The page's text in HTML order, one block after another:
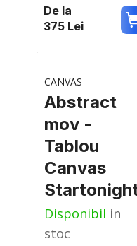
De la
375 Lei
CANVAS
Abstract
mov -
Tablou
Canvas
Disponibil in
stoc